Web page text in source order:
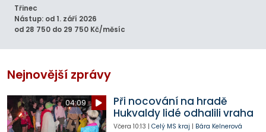
Třinec
Nástup: od 1. září 2026
od 28 750 do 29 750 Kč/měsíc
Nejnovější zprávy
04:09
Při nocování na hradě
Hukvaldy lidé odhalili vraha
Včera 10:13 | Celý MS kraj | Bára Kelnerová